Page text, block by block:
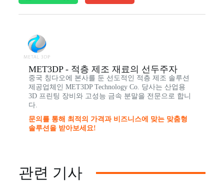
MET3DP - 적층 제조 재료의 선두주자
중국 칭다오에 본사를 둔 선도적인 적층 제조 솔루션
제공업체인 MET3DP Technology Co. 당사는 산업용
3D 프린팅 장비와 고성능 금속 분말을 전문으로 합니
다.
문의를 통해 최적의 가격과 비즈니스에 맞는 맞춤형
솔루션을 받아보세요!
관련 기사